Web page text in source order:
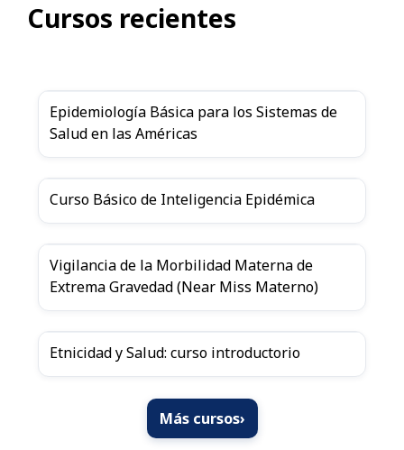
Cursos recientes
Epidemiología Básica para los Sistemas de
Salud en las Américas
Curso Básico de Inteligencia Epidémica
Vigilancia de la Morbilidad Materna de
Extrema Gravedad (Near Miss Materno)
Etnicidad y Salud: curso introductorio
Más cursos›